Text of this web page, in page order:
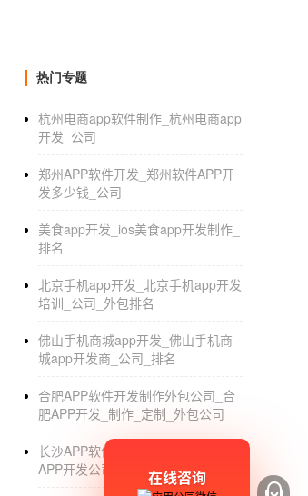
热门专题
杭州电商app软件制作_杭州电商app
开发_公司
郑州APP软件开发_郑州软件APP开
发多少钱_公司
美食app开发_ios美食app开发制作_
排名
北京手机app开发_北京手机app开发
培训_公司_外包排名
佛山手机商城app开发_佛山手机商
城app开发商_公司_排名
合肥APP软件开发制作外包公司_合
肥APP开发_制作_定制_外包公司
长沙APP软件开发制作公司_长沙
APP开发公司哪家好_湖南APP制作
在线咨询